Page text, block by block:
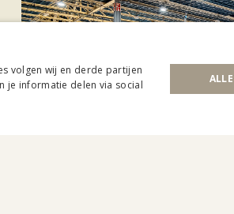
volgen wij en derde partijen
je informatie delen via social